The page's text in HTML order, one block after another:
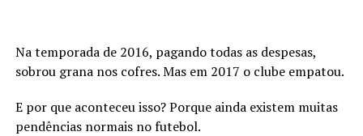
Na temporada de 2016, pagando todas as despesas,
sobrou grana nos cofres. Mas em 2017 o clube empatou.
E por que aconteceu isso? Porque ainda existem muitas
pendências normais no futebol.